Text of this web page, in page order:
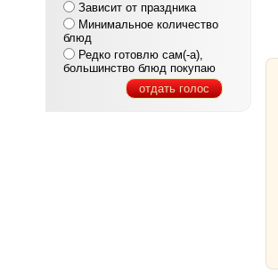
Зависит от праздника
блюд
большинство блюд покупаю
отдать голос